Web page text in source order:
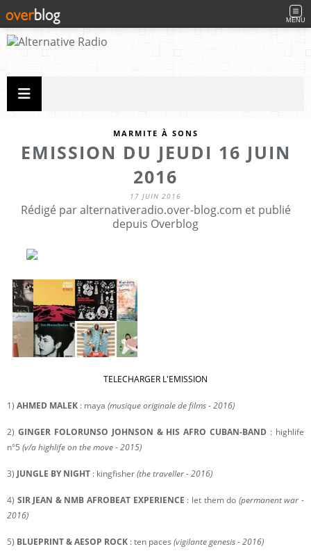
MENU
MARMITE À SONS
EMISSION DU JEUDI 16 JUIN
2016
17 JUIN 2016
Rédigé par alternativeradio.over-blog.com et publié
depuis Overblog
TELECHARGER L'EMISSION
1) AHMED MALEK : maya (musique originale de films - 2016)
2) GINGER FOLORUNSO JOHNSON & HIS AFRO CUBAN-BAND : highlife
n°5 (v/a highlife on the move - 2015)
3) JUNGLE BY NIGHT : kingfisher(the traveller - 2016)
4) SIR JEAN & NMB AFROBEAT EXPERIENCE : let them do (permanent war -
2016)
5) BLUEPRINT & AESOP ROCK : ten paces (vigilante genesis - 2016)